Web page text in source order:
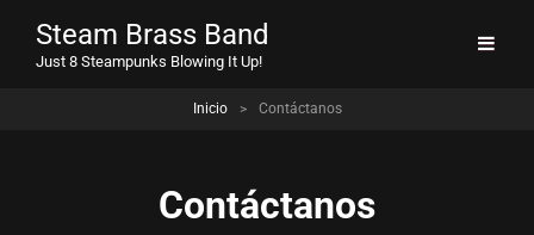
Steam Brass Band
Just 8 Steampunks Blowing It Up!
Inicio > Contáctanos
Contáctanos